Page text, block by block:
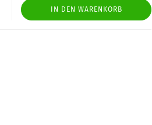
IN DEN WARENKORB